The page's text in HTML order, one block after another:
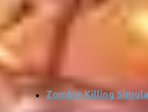
Zombie Killing